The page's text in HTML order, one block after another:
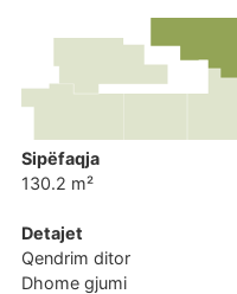
Sipëfaqja
130.2 m²
Detajet
Qendrim ditor
Dhome gjumi